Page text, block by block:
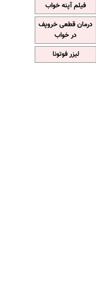
فیلم آپنه خواب
درمان قطعی خروپف
در خواب
لیزر فوتونا